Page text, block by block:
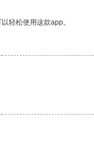
轻松使用这款app。